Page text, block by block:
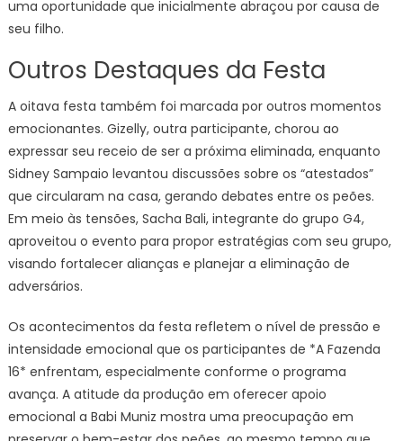
uma oportunidade que inicialmente abraçou por causa de
seu filho.
Outros Destaques da Festa
A oitava festa também foi marcada por outros momentos
emocionantes. Gizelly, outra participante, chorou ao
expressar seu receio de ser a próxima eliminada, enquanto
Sidney Sampaio levantou discussões sobre os “atestados”
que circularam na casa, gerando debates entre os peões.
Em meio às tensões, Sacha Bali, integrante do grupo G4,
aproveitou o evento para propor estratégias com seu grupo,
visando fortalecer alianças e planejar a eliminação de
adversários.
Os acontecimentos da festa refletem o nível de pressão e
intensidade emocional que os participantes de *A Fazenda
16* enfrentam, especialmente conforme o programa
avança. A atitude da produção em oferecer apoio
emocional a Babi Muniz mostra uma preocupação em